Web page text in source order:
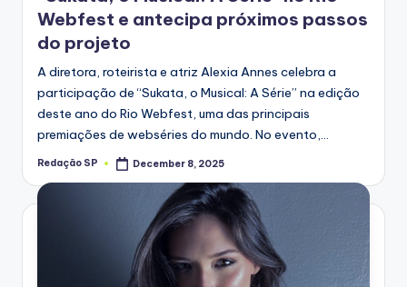
Webfest e antecipa próximos passos
do projeto
A diretora, roteirista e atriz Alexia Annes celebra a
participação de “Sukata, o Musical: A Série” na edição
deste ano do Rio Webfest, uma das principais
premiações de webséries do mundo. No evento,…
Posted
Redação SP December 8, 2025